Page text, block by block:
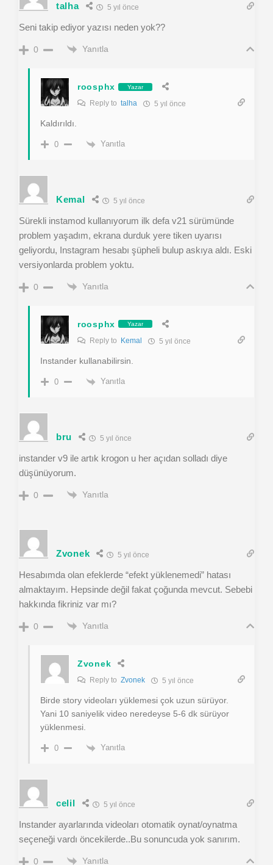
talha 5 yıl önce
Seni takip ediyor yazısı neden yok??
0 Yanıtla
roosphx Yazar
Reply to talha 5 yıl önce
Kaldırıldı.
0 Yanıtla
Kemal 5 yıl önce
Sürekli instamod kullanıyorum ilk defa v21 sürümünde
problem yaşadım, ekrana durduk yere tiken uyarısı
geliyordu, Instagram hesabı şüpheli bulup askıya aldı. Eski
versiyonlarda problem yoktu.
0 Yanıtla
roosphx Yazar
Reply to Kemal 5 yıl önce
Instander kullanabilirsin.
0 Yanıtla
bru 5 yıl önce
instander v9 ile artık krogon u her açıdan solladı diye
düşünüyorum.
0 Yanıtla
Zvonek 5 yıl önce
Hesabımda olan efeklerde “efekt yüklenemedi” hatası
almaktayım. Hepsinde değil fakat çoğunda mevcut. Sebebi
hakkında fikriniz var mı?
0 Yanıtla
Zvonek
Reply to Zvonek 5 yıl önce
Birde story videoları yüklemesi çok uzun sürüyor.
Yani 10 saniyelik video neredeyse 5-6 dk sürüyor
yüklenmesi.
0 Yanıtla
celil 5 yıl önce
Instander ayarlarında videoları otomatik oynat/oynatma
seçeneği vardı öncekilerde..Bu sonuncuda yok sanırım.
0 Yanıtla